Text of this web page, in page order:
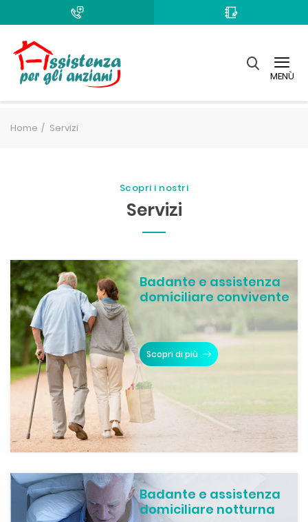
MENÙ
Home Servizi
Scopri i nostri
Servizi
Badante e assistenza
domiciliare convivente
Scopri di più
Badante e assistenza
domiciliare notturna